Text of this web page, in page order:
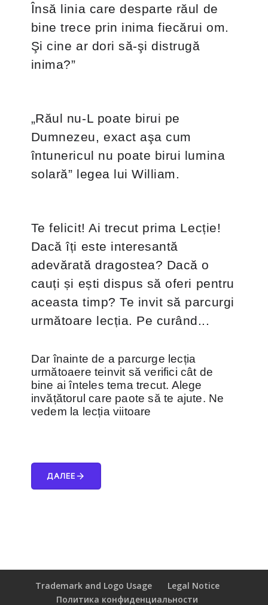
Însă linia care desparte răul de
bine trece prin inima fiecărui om.
Şi cine ar dori să-şi distrugă
inima?”
„Răul nu-L poate birui pe
Dumnezeu, exact aşa cum
întunericul nu poate birui lumina
solară” legea lui William.
Te felicit! Ai trecut prima Lecție!
Dacă îți este interesantă
adevărată dragostea? Dacă o
cauți și ești dispus să oferi pentru
aceasta timp? Te invit să parcurgi
următoare lecția. Pe curând...
Dar înainte de a parcurge lecția
următoaere teinvit să verifici cât de
bine ai înteles tema trecut. Alege
invățătorul care paote să te ajute. Ne
vedem la lecția viitoare
ДАЛЕЕ arrow_forward
Trademark and Logo Usage
Legal Notice
Политика конфиденциальности